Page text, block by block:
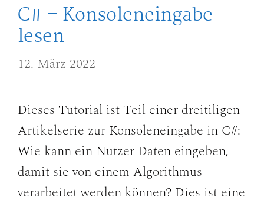
C# – Konsoleneingabe
lesen
12. März 2022
Dieses Tutorial ist Teil einer dreitiligen
Artikelserie zur Konsoleneingabe in C#:
Wie kann ein Nutzer Daten eingeben,
damit sie von einem Algorithmus
verarbeitet werden können? Dies ist eine